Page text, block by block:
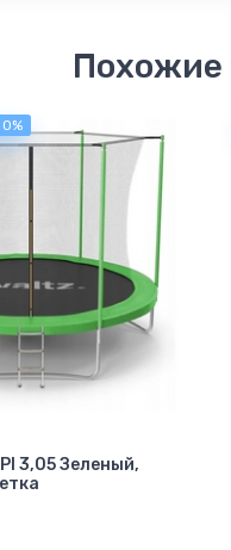
Похожие
3,05 Зеленый,